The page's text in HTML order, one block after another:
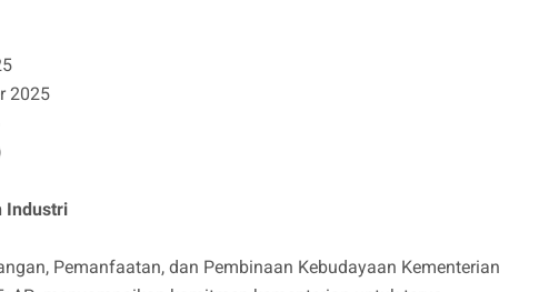
2025
Industri
Pemanfaatan, dan Pembinaan Kebudayaan Kementerian